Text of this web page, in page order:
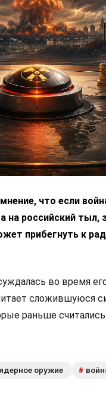
что если
на российский
прибегнуть к
во время
сложившуюся
раньше
ядерное оружие #